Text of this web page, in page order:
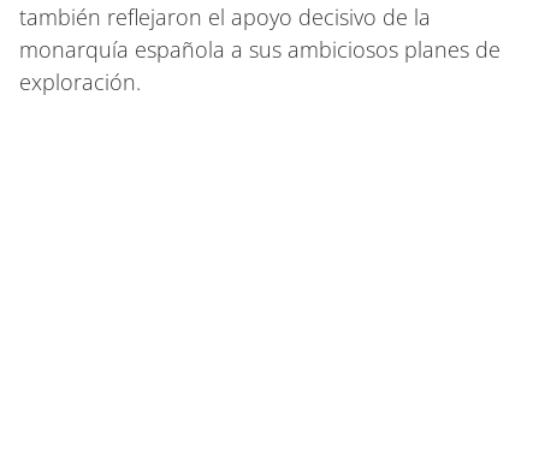
también reflejaron el apoyo decisivo de la
monarquía española a sus ambiciosos planes de
exploración.